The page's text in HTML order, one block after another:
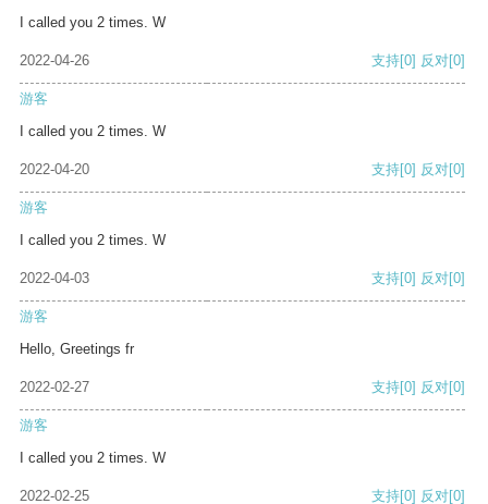
I called you 2 times. W
2022-04-26 支持[0] 反对[0]
游客
I called you 2 times. W
2022-04-20 支持[0] 反对[0]
游客
I called you 2 times. W
2022-04-03 支持[0] 反对[0]
游客
Hello, Greetings fr
2022-02-27 支持[0] 反对[0]
游客
I called you 2 times. W
2022-02-25 支持[0] 反对[0]